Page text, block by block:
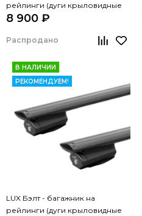
рейлинги (дуги крыловидные
черные, 1,2м)
8 900 ₽
Распродано
В НАЛИЧИИ
РЕКОМЕНДУЕМ!
LUX Бэлт - багажник на
рейлинги (дуги крыловидные